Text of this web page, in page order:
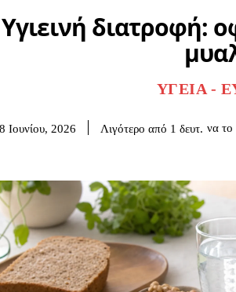
Υγιεινή διατροφή:
ΥΓΕΊΑ -
8 Ιουνίου, 2026 Λιγότερο από 1 δευτ. να το